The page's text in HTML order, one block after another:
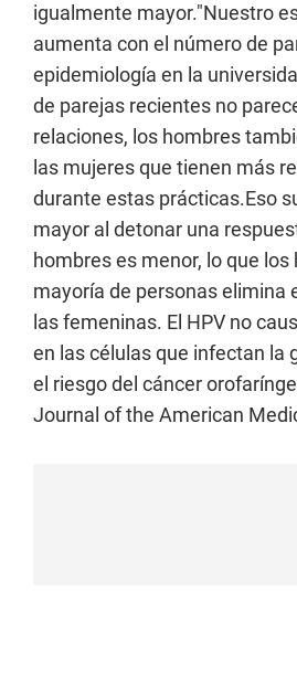
igualmente mayor."Nuestro
aumenta con el número de
epidemiología en la
de parejas recientes no
relaciones, los hombres
las mujeres que tienen más
durante estas prácticas.Eso
mayor al detonar una
hombres es menor, lo que
mayoría de personas elimina
las femeninas. El HPV no
en las células que infectan la
el riesgo del cáncer
Journal of the American